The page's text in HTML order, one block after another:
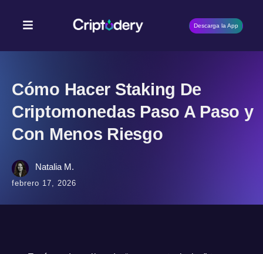
Descarga la App
Cómo Hacer Staking De
Criptomonedas Paso A Paso y
Con Menos Riesgo
Natalia M.
febrero 17, 2026